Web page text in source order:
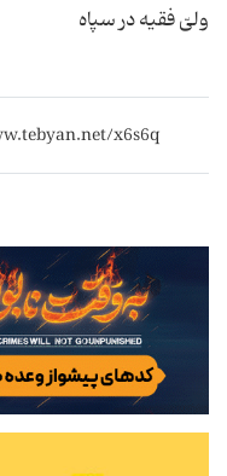
ولىّ فقیه در سپاه